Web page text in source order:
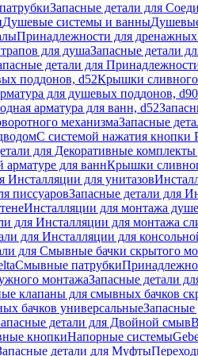
Запасные детали для
Душевые системы и ванны
Принадлежности для дренажных
для душаЗапасные детали
детали для
поддонов, d52Крышки сливного
для душевых поддонов, d90
арматура для ванн, d52
механизмаЗапасные
С системой нажатия кнопки
для Декоративные
для ваннКрышки
Инсталляции для унитазов
писсуаровЗапасные детали для
Инсталляции для монтажа
для Инсталляции для монтажа
для Инсталляции для
для Смывные бачки скрытого
Смывные патрубки
монтажаЗапасные детали
клапаны для смывных бачков
бачков универсальные
детали для Двойной смыв
кнопкиНапорные системы
детали для Муфты